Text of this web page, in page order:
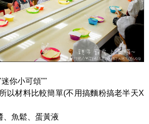
你小可頌""
以材料比較簡單(不用搞麵粉搞老半天X
、魚鬆、蛋黃液